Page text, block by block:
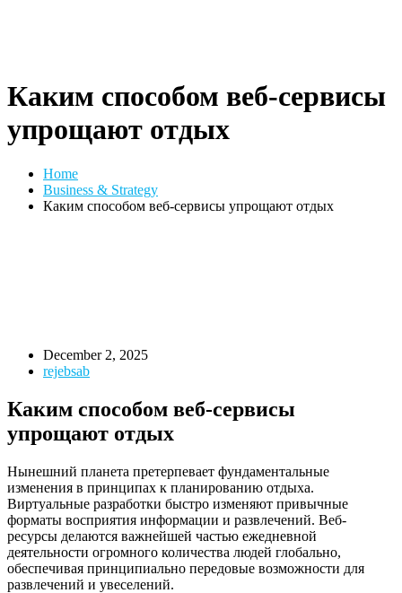
Каким способом веб-сервисы
упрощают отдых
Home
Business & Strategy
Каким способом веб-сервисы упрощают отдых
December 2, 2025
rejebsab
Каким способом веб-сервисы
упрощают отдых
Нынешний планета претерпевает фундаментальные
изменения в принципах к планированию отдыха.
Виртуальные разработки быстро изменяют привычные
форматы восприятия информации и развлечений. Веб-
ресурсы делаются важнейшей частью ежедневной
деятельности огромного количества людей глобально,
обеспечивая принципиально передовые возможности для
развлечений и увеселений.